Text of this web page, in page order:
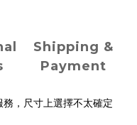
Shipping &
Payment
，尺寸上選擇不太確定